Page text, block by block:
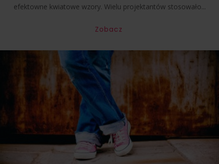
efektowne kwiatowe wzory. Wielu projektantów stosowało...
Zobacz